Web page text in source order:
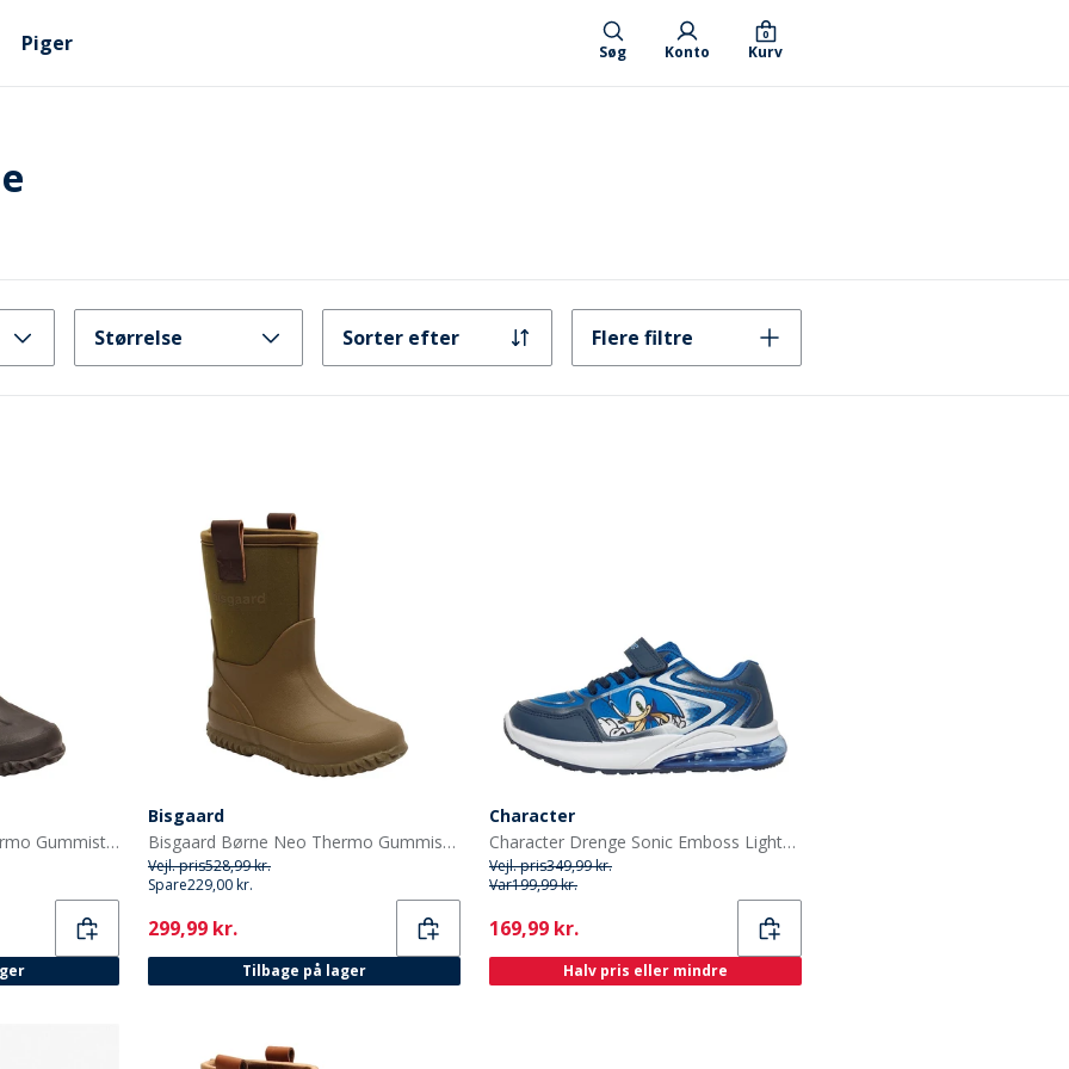
Piger Søg Konto Kurv
0
Størrelse Sorter efter Flere filtre
Bisgaard Børns Neo Thermo Gummistøvler Sort
Bisgaard
Bisgaard Børne Neo Thermo Gummistøvler Grøn
Vejl. pris528,99 kr.
Spare229,00 kr.
Current
299,99 kr.
Tilbage på lager
Character
Character Drenge Sonic Emboss Lights Sneakers Blå/Multi
Vejl. pris349,99 kr.
Var199,99 kr.
Current
169,99 kr.
Halv pris eller mindre